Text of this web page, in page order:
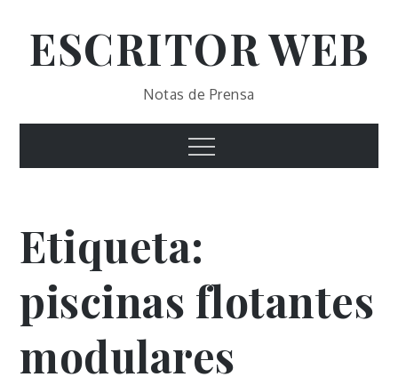
contentESCRITOR WEB
Notas de Prensa
Menu
Etiqueta:
piscinas flotantes
modulares